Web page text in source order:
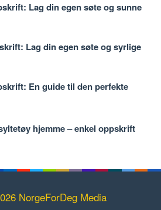
Lag din egen søte og sunne
Lag din egen søte og syrlige
En guide til den perfekte
hjemme – enkel oppskrift
NorgeForDeg Media